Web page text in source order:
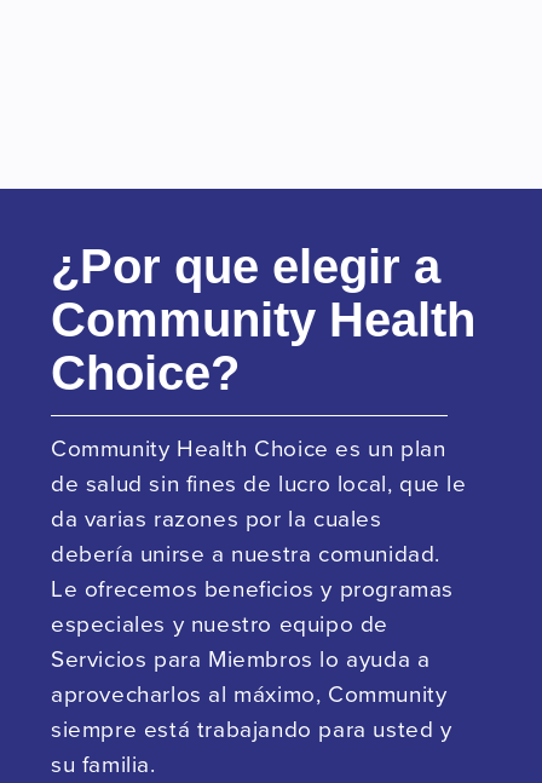
¿Por que elegir a
Community Health
Choice?
Community Health Choice es un plan
de salud sin fines de lucro local, que le
da varias razones por la cuales
debería unirse a nuestra comunidad.
Le ofrecemos beneficios y programas
especiales y nuestro equipo de
Servicios para Miembros lo ayuda a
aprovecharlos al máximo, Community
siempre está trabajando para usted y
su familia.